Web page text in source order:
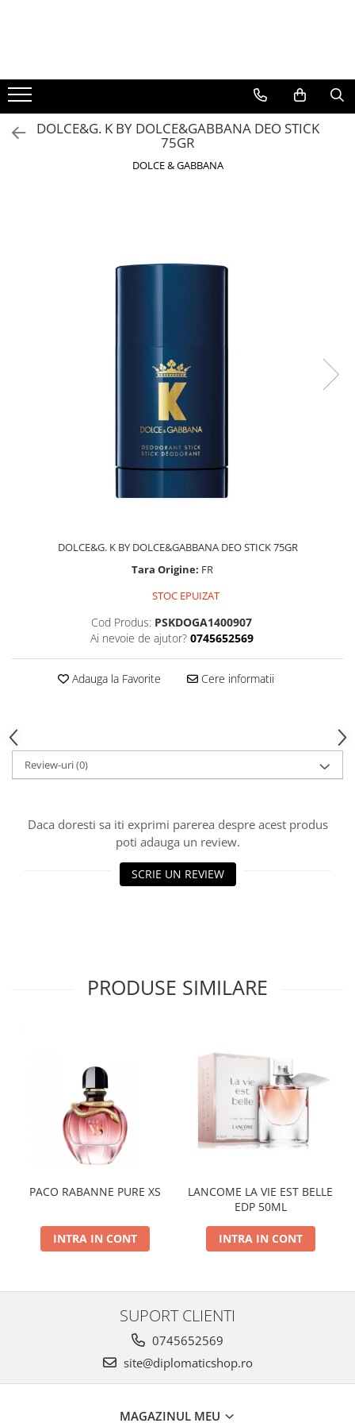
BERE
CAFEA
DEODORANTE
PARFUMURI
DOLCE&G. K BY DOLCE&GABBANA DEO STICK
75GR
DOLCE & GABBANA
DOLCE&G. K BY DOLCE&GABBANA DEO STICK 75GR
Tara Origine: FR
STOC EPUIZAT
Cod Produs: PSKDOGA1400907
Ai nevoie de ajutor? 0745652569
Adauga la Favorite Cere informatii
Review-uri(0)
Daca doresti sa iti exprimi parerea despre acest produs
poti adauga un review.
SCRIE UN REVIEW
PRODUSE SIMILARE
PACO RABANNE PURE XS
INTRA IN CONT
LANCOME LA VIE EST BELLE
EDP 50ML
INTRA IN CONT
SUPORT CLIENTI
0745652569
site@diplomaticshop.ro
MAGAZINUL MEU